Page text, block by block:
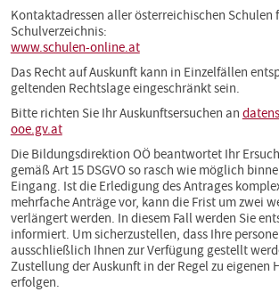
Kontaktadressen aller österreichischen Schulen
Schulverzeichnis:
www.schulen-online.at
Das Recht auf Auskunft kann in Einzelfällen
geltenden Rechtslage eingeschränkt sein.
Bitte richten Sie Ihr Auskunftsersuchen an
ooe.gv.at
Die Bildungsdirektion OÖ beantwortet Ihr
gemäß Art 15 DSGVO so rasch wie möglich
Eingang. Ist die Erledigung des Antrages
mehrfache Anträge vor, kann die Frist um zwei
verlängert werden. In diesem Fall werden Sie
informiert. Um sicherzustellen, dass Ihre
ausschließlich Ihnen zur Verfügung gestellt
Zustellung der Auskunft in der Regel zu eigenen
erfolgen.